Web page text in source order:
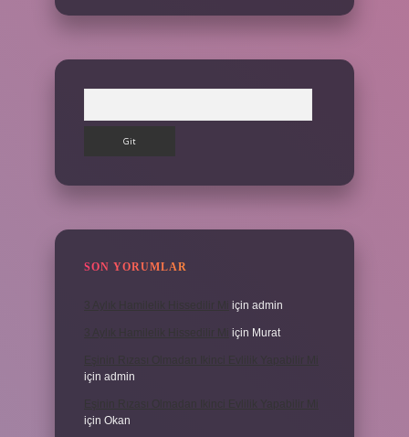
SON YORUMLAR
için admin
için Murat
için admin
için Okan